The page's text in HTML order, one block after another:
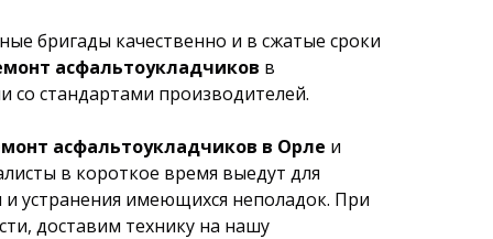
бригады качественно и в сжатые сроки
асфальтоукладчиков в
со стандартами производителей.
асфальтоукладчиков в Орле и
в короткое время выедут для
и устранения имеющихся неполадок. При
доставим технику на нашу